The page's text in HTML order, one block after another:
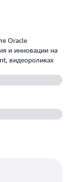
Oracle
и инновации на
видеороликах